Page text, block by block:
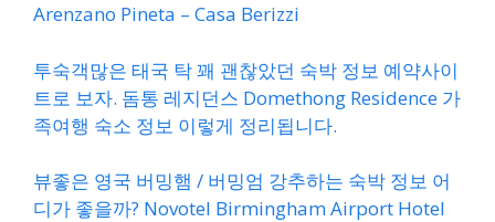
Arenzano Pineta – Casa Berizzi
투숙객많은 태국 탁 꽤 괜찮았던 숙박 정보 예약사이
트로 보자. 돔통 레지던스 Domethong Residence 가
족여행 숙소 정보 이렇게 정리됩니다.
뷰좋은 영국 버밍햄 / 버밍엄 강추하는 숙박 정보 어
디가 좋을까? Novotel Birmingham Airport Hotel